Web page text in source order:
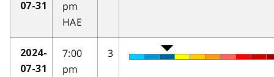
07-31
pm
HAE
2024-
07-31
7:00
pm
3